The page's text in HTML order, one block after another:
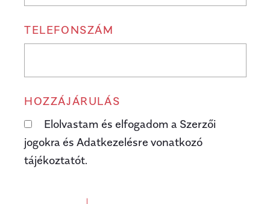
TELEFONSZÁM
HOZZÁJÁRULÁS
Elolvastam és elfogadom a Szerzői
jogokra és Adatkezelésre vonatkozó
tájékoztatót.